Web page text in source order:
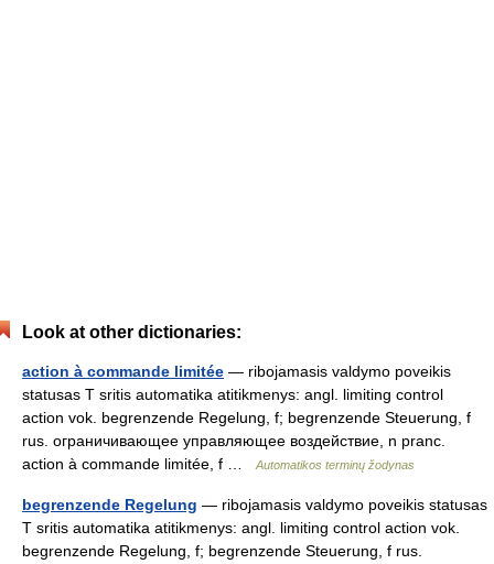
Look at other dictionaries:
action à commande limitée — ribojamasis valdymo poveikis
statusas T sritis automatika atitikmenys: angl. limiting control
action vok. begrenzende Regelung, f; begrenzende Steuerung, f
rus. ограничивающее управляющее воздействие, n pranc.
action à commande limitée, f …
Automatikos terminų žodynas
begrenzende Regelung — ribojamasis valdymo poveikis statusas
T sritis automatika atitikmenys: angl. limiting control action vok.
begrenzende Regelung, f; begrenzende Steuerung, f rus.